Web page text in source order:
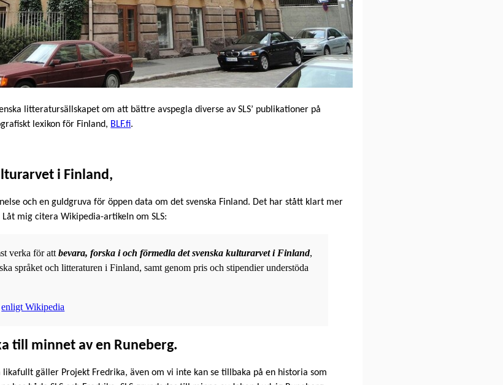
litteratursällskapet om att bättre avspegla diverse av SLS’ publikationer på
lexikon för Finland, BLF.fi.
i Finland,
och en guldgruva för öppen data om det svenska Finland. Det har stått klart mer
mig citera Wikipedia-artikeln om SLS:
verka för attbevara, forska i och förmedla det svenska kulturarvet i Finland,
språket och litteraturen i Finland, samt genom pris och stipendier understöda
enligt Wikipedia
till minnet av en Runeberg.
gäller Projekt Fredrika, även om vi inte kan se tillbaka på en historia som